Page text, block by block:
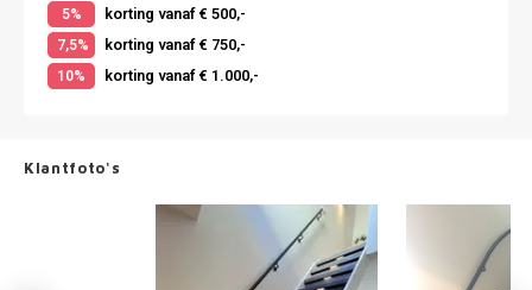
5% korting vanaf € 500,-
7,5% korting vanaf € 750,-
10% korting vanaf € 1.000,-
Klantfoto's